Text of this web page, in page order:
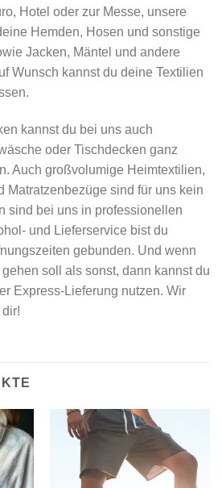
Hotel oder zur Messe, unsere
Hemden, Hosen und sonstige
Jacken, Mäntel und andere
Wunsch kannst du deine Textilien
kannst du bei uns auch
oder Tischdecken ganz
Auch großvolumige Heimtextilien,
Matratzenbezüge sind für uns kein
sind bei uns in professionellen
und Lieferservice bist du
gebunden. Und wenn
soll als sonst, dann kannst du
Express-Lieferung nutzen. Wir